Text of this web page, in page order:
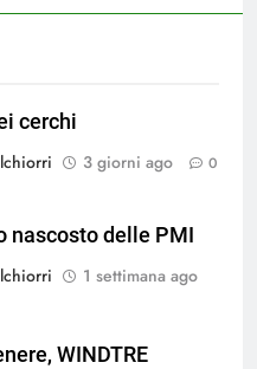
cerchi
3 giorni ago 0
nascosto delle PMI
1 settimana ago
WINDTRE